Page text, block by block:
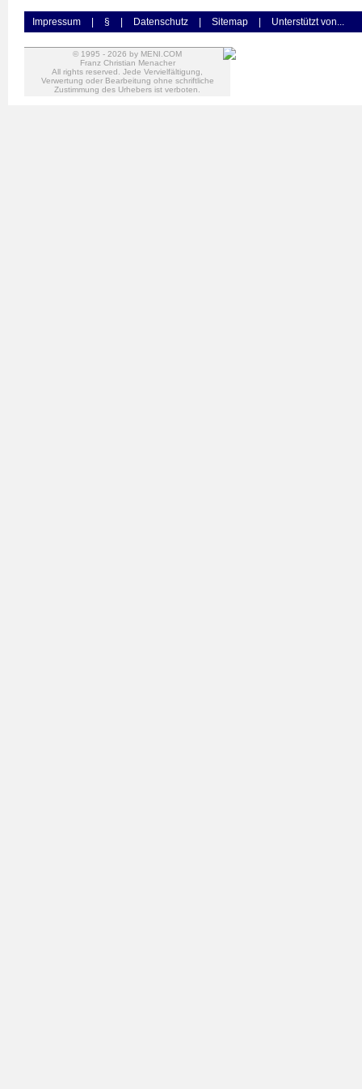
Impressum § Datenschutz Sitemap Unterstützt von...
© 1995 - 2026 by MENI.COM
Franz Christian Menacher
All rights reserved. Jede Vervielfältigung,
Verwertung oder Bearbeitung ohne schriftliche
Zustimmung des Urhebers ist verboten.